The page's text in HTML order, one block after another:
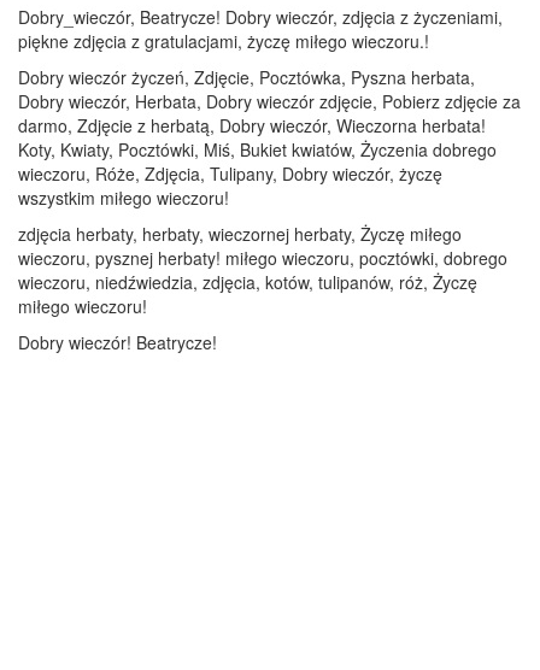
Dobry_wieczór, Beatrycze! Dobry wieczór, zdjęcia z życzeniami,
piękne zdjęcia z gratulacjami, życzę miłego wieczoru.!
Dobry wieczór życzeń, Zdjęcie, Pocztówka, Pyszna herbata,
Dobry wieczór, Herbata, Dobry wieczór zdjęcie, Pobierz zdjęcie za
darmo, Zdjęcie z herbatą, Dobry wieczór, Wieczorna herbata!
Koty, Kwiaty, Pocztówki, Miś, Bukiet kwiatów, Życzenia dobrego
wieczoru, Róże, Zdjęcia, Tulipany, Dobry wieczór, życzę
wszystkim miłego wieczoru!
zdjęcia herbaty, herbaty, wieczornej herbaty, Życzę miłego
wieczoru, pysznej herbaty! miłego wieczoru, pocztówki, dobrego
wieczoru, niedźwiedzia, zdjęcia, kotów, tulipanów, róż, Życzę
miłego wieczoru!
Dobry wieczór! Beatrycze!